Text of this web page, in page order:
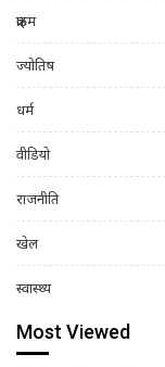
क्राइम
ज्योतिष
धर्म
वीडियो
राजनीति
खेल
स्वास्थ्य
Most Viewed